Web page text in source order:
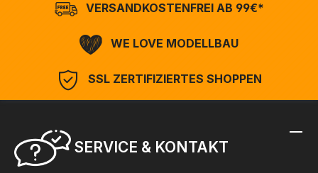
VERSANDKOSTENFREI AB 99€*
WE LOVE MODELLBAU
SSL ZERTIFIZIERTES SHOPPEN
SERVICE & KONTAKT